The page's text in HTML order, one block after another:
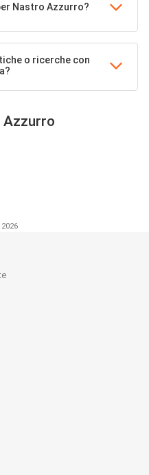
Nastro Azzurro?
o ricerche con